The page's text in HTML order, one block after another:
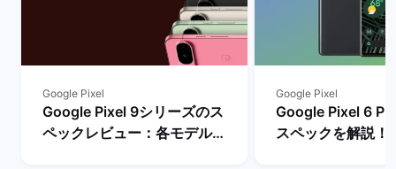
Google Pixel
Google Pixel 9シリーズのス
ペックレビュー：各モデルの
Google Pixel
Google Pixel 6
スペックを解説！